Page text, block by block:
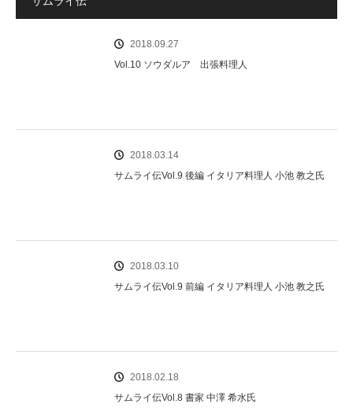
2018.09.27
Vol.10 ソウダルア 出張料理人
2018.03.14
サムライ伝Vol.9 後編 イタリア料理人 小池 教之氏
2018.03.10
サムライ伝Vol.9 前編 イタリア料理人 小池 教之氏
2018.02.18
サムライ伝Vol.8 書家 中澤 希水氏